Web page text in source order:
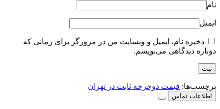
نام
ایمیل
ذخیره نام، ایمیل و وبسایت من در مرورگر برای زمانی که
دوباره دیدگاهی می‌نویسم.
برچسب‌ها: قیمت دوچرخه ثابت در تهران
اطلاعات تماس